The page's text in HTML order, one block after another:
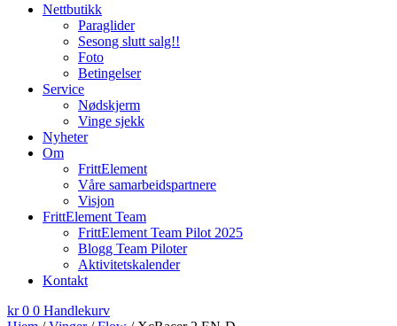
Nettbutikk
Paraglider
Sesong slutt salg!!
Foto
Betingelser
Service
Nødskjerm
Vinge sjekk
Nyheter
Om
FrittElement
Våre samarbeidspartnere
Visjon
FrittElement Team
FrittElement Team Pilot 2025
Blogg Team Piloter
Aktivitetskalender
Kontakt
kr0 0 Handlekurv